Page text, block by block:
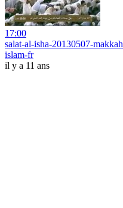
17:00
salat-al-isha-20130507-makkah
islam-fr
il y a 11 ans